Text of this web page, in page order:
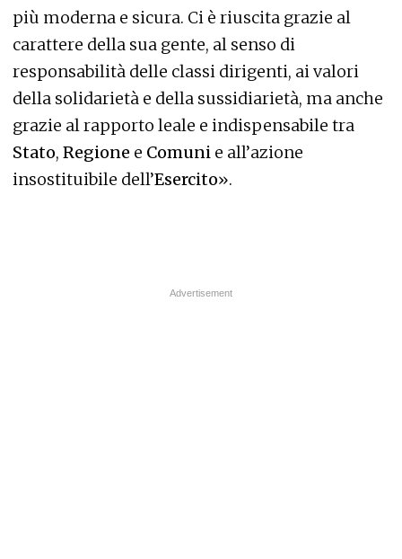
più moderna e sicura. Ci è riuscita grazie al
carattere della sua gente, al senso di
responsabilità delle classi dirigenti, ai valori
della solidarietà e della sussidiarietà, ma anche
grazie al rapporto leale e indispensabile tra
Stato, Regione e Comuni e all’azione
insostituibile dell’Esercito».